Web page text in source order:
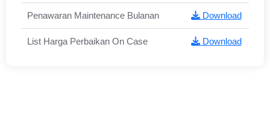
Penawaran Maintenance Bulanan Download
List Harga Perbaikan On Case Download